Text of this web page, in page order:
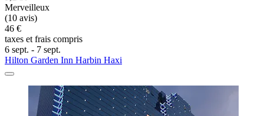
Merveilleux
(10 avis)
46 €
taxes et frais compris
6 sept. - 7 sept.
Hilton Garden Inn Harbin Haxi